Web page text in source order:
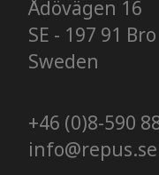
Ådövägen 16
SE - 197 91 Bro
​​​​​​​Sweden
+46 (0)8-590
info@repus.se